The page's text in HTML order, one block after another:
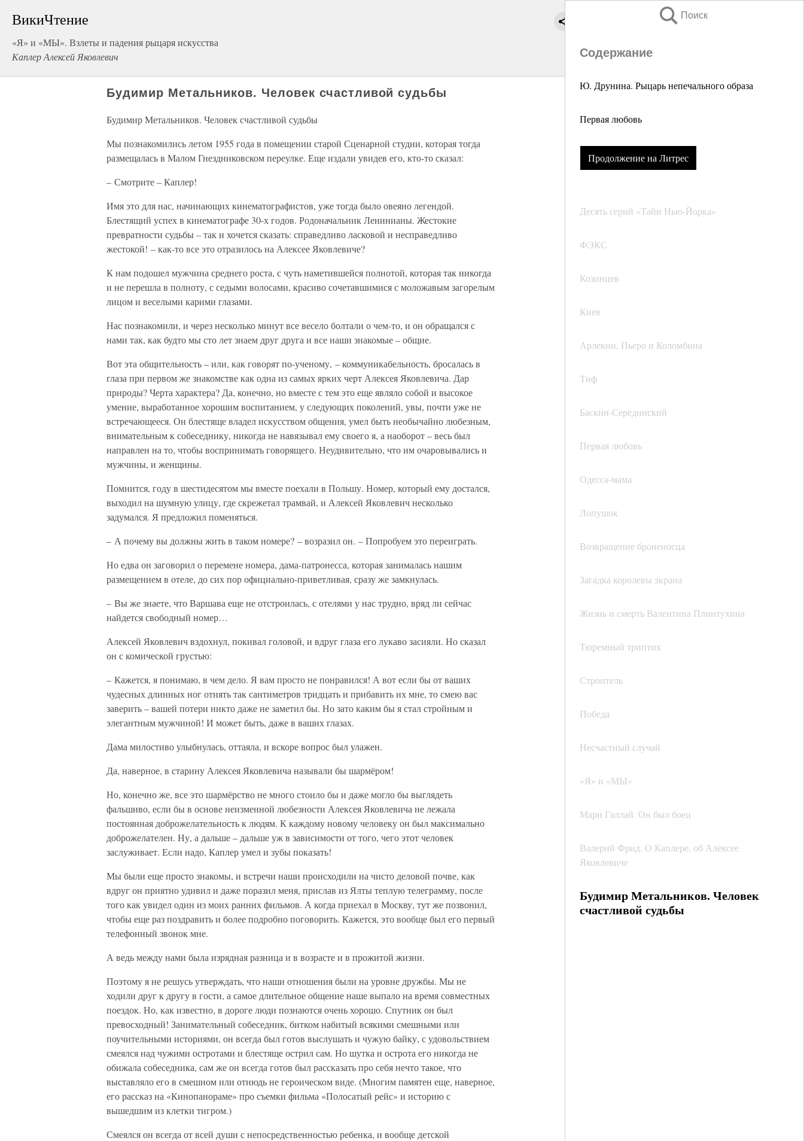
ВикиЧтение
«Я» и «МЫ». Взлеты и падения рыцаря искусства
Каплер Алексей Яковлевич
Поиск
Содержание
Ю. Друнина. Рыцарь непечального образа
Первая любовь
Продолжение на Литрес
Десять серий «Тайн Нью-Йорка»
ФЭКС
Козинцев
Киев
Арлекин, Пьеро и Коломбина
Тиф
Баскин-Серединский
Первая любовь
Одесса-мама
Лопушок
Возвращение броненосца
Загадка королевы экрана
Жизнь и смерть Валентина Плинтухина
Тюремный триптих
Строитель
Победа
Несчастный случай
«Я» и «МЫ»
Мари Галлай. Он был боец
Валерий Фрид. О Каплере, об Алексее
Яковлевиче
Будимир Метальников. Человек
счастливой судьбы
Будимир Метальников. Человек счастливой судьбы
Будимир Метальников. Человек счастливой судьбы
Мы познакомились летом 1955 года в помещении старой Сценарной студии, которая тогда
размещалась в Малом Гнездниковском переулке. Еще издали увидев его, кто-то сказал:
– Смотрите – Каплер!
Имя это для нас, начинающих кинематографистов, уже тогда было овеяно легендой.
Блестящий успех в кинематографе 30-х годов. Родоначальник Ленинианы. Жестокие
превратности судьбы – так и хочется сказать: справедливо ласковой и несправедливо
жестокой! – как-то все это отразилось на Алексее Яковлевиче?
К нам подошел мужчина среднего роста, с чуть наметившейся полнотой, которая так никогда
и не перешла в полноту, с седыми волосами, красиво сочетавшимися с моложавым загорелым
лицом и веселыми карими глазами.
Нас познакомили, и через несколько минут все весело болтали о чем-то, и он обращался с
нами так, как будто мы сто лет знаем друг друга и все наши знакомые – общие.
Вот эта общительность – или, как говорят по-ученому, – коммуникабельность, бросалась в
глаза при первом же знакомстве как одна из самых ярких черт Алексея Яковлевича. Дар
природы? Черта характера? Да, конечно, но вместе с тем это еще являло собой и высокое
умение, выработанное хорошим воспитанием, у следующих поколений, увы, почти уже не
встречающееся. Он блестяще владел искусством общения, умел быть необычайно любезным,
внимательным к собеседнику, никогда не навязывал ему своего я, а наоборот – весь был
направлен на то, чтобы воспринимать говорящего. Неудивительно, что им очаровывались и
мужчины, и женщины.
Помнится, году в шестидесятом мы вместе поехали в Польшу. Номер, который ему достался,
выходил на шумную улицу, где скрежетал трамвай, и Алексей Яковлевич несколько
задумался. Я предложил поменяться.
– А почему вы должны жить в таком номере? – возразил он. – Попробуем это переиграть.
Но едва он заговорил о перемене номера, дама-патронесса, которая занималась нашим
размещением в отеле, до сих пор официально-приветливая, сразу же замкнулась.
– Вы же знаете, что Варшава еще не отстроилась, с отелями у нас трудно, вряд ли сейчас
найдется свободный номер…
Алексей Яковлевич вздохнул, покивал головой, и вдруг глаза его лукаво засияли. Но сказал
он с комической грустью:
– Кажется, я понимаю, в чем дело. Я вам просто не понравился! А вот если бы от ваших
чудесных длинных ног отнять так сантиметров тридцать и прибавить их мне, то смею вас
заверить – вашей потери никто даже не заметил бы. Но зато каким бы я стал стройным и
элегантным мужчиной! И может быть, даже в ваших глазах.
Дама милостиво улыбнулась, оттаяла, и вскоре вопрос был улажен.
Да, наверное, в старину Алексея Яковлевича называли бы шармёром!
Но, конечно же, все это шармёрство не много стоило бы и даже могло бы выглядеть
фальшиво, если бы в основе неизменной любезности Алексея Яковлевича не лежала
постоянная доброжелательность к людям. К каждому новому человеку он был максимально
доброжелателен. Ну, а дальше – дальше уж в зависимости от того, чего этот человек
заслуживает. Если надо, Каплер умел и зубы показать!
Мы были еще просто знакомы, и встречи наши происходили на чисто деловой почве, как
вдруг он приятно удивил и даже поразил меня, прислав из Ялты теплую телеграмму, после
того как увидел один из моих ранних фильмов. А когда приехал в Москву, тут же позвонил,
чтобы еще раз поздравить и более подробно поговорить. Кажется, это вообще был его первый
телефонный звонок мне.
А ведь между нами была изрядная разница и в возрасте и в прожитой жизни.
Поэтому я не решусь утверждать, что наши отношения были на уровне дружбы. Мы не
ходили друг к другу в гости, а самое длительное общение наше выпало на время совместных
поездок. Но, как известно, в дороге люди познаются очень хорошо. Спутник он был
превосходный! Занимательный собеседник, битком набитый всякими смешными или
поучительными историями, он всегда был готов выслушать и чужую байку, с удовольствием
смеялся над чужими остротами и блестяще острил сам. Но шутка и острота его никогда не
обижала собеседника, сам же он всегда готов был рассказать про себя нечто такое, что
выставляло его в смешном или отнюдь не героическом виде. (Многим памятен еще, наверное,
его рассказ на «Кинопанораме» про съемки фильма «Полосатый рейс» и историю с
вышедшим из клетки тигром.)
Смеялся он всегда от всей души с непосредственностью ребенка, и вообще детской